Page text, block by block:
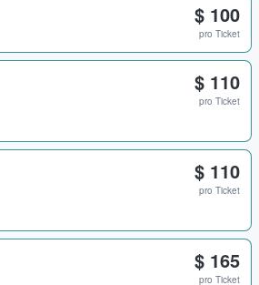
$ 100
pro Ticket
$ 110
pro Ticket
$ 110
pro Ticket
$ 165
pro Ticket